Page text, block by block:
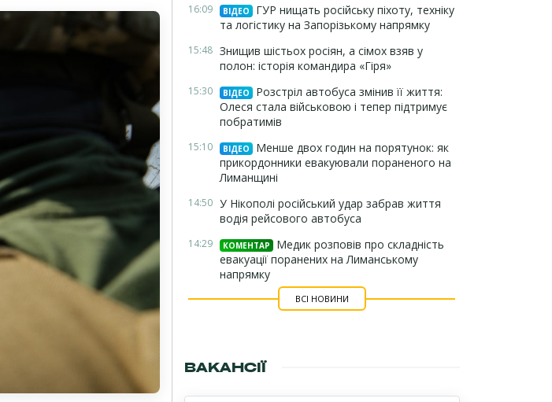
16:09 ВІДЕО
ГУР нищать російську піхоту, техніку
та логістику на Запорізькому напрямку
15:48 Знищив шістьох росіян, а сімох взяв у
полон: історія командира «Гіря»
15:30 ВІДЕО
Розстріл автобуса змінив її життя:
Олеся стала військовою і тепер підтримує
побратимів
15:10 ВІДЕО
Менше двох годин на порятунок: як
прикордонники евакуювали пораненого на
Лиманщині
14:50 У Нікополі російський удар забрав життя
водія рейсового автобуса
14:29 КОМЕНТАР
Медик розповів про складність
евакуації поранених на Лиманському
напрямку
ВСІ НОВИНИ
ВАКАНСІЇ